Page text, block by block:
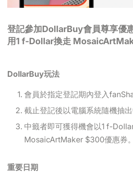
登記參加DollarBuy會員尊享優
用1 f-Dollar換走
DollarBuy玩法
會員於指定登記期內登入
截止登記後以電腦系統隨機抽出
中籤者即可獲得機會以1 f-
MosaicArtMaker $300優惠券。
重要日期